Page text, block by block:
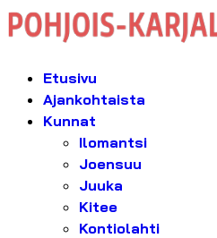
Etusivu
Ajankohtaista
Kunnat
Ilomantsi
Joensuu
Juuka
Kitee
Kontiolahti